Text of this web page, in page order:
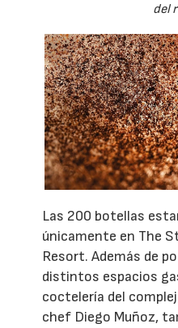
del
Las 200 botellas
únicamente en The
Resort. Además de
distintos espacios
coctelería del
chef Diego Muñoz,